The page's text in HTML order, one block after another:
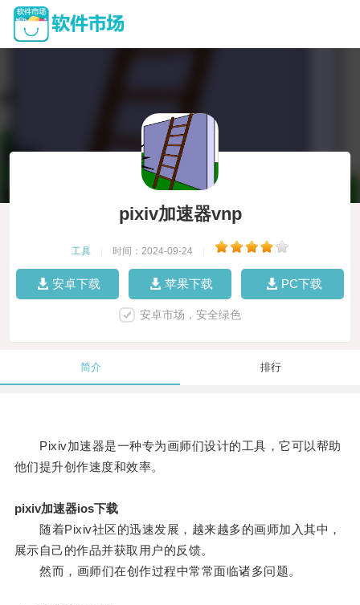
pixiv加速器vnp
工具 时间：2024-09-24
安卓下载 苹果下载 PC下载
安卓市场，安全绿色
简介 排行
Pixiv加速器是一种专为画师们设计的工具，它可以帮助
他们提升创作速度和效率。
pixiv加速器ios下载
随着Pixiv社区的迅速发展，越来越多的画师加入其中，
展示自己的作品并获取用户的反馈。
然而，画师们在创作过程中常常面临诸多问题。